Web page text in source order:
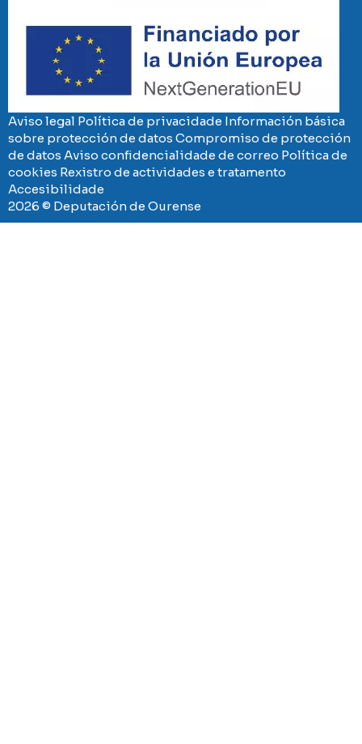
Aviso legal Política de privacidade Información básica
sobre protección de datos Compromiso de protección
de datos Aviso confidencialidade de correo Política de
cookies Rexistro de actividades e tratamento
Accesibilidade
2026 © Deputación de Ourense